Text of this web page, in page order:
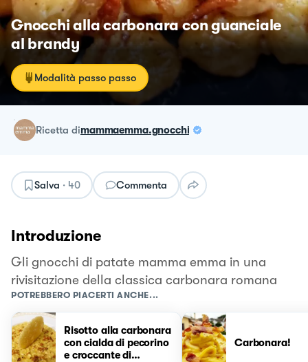
Gnocchi alla carbonara con guanciale
al brandy
Modalità passo passo
ricetta dimammaemma.gnocchi
Salva · 40 Commenta
Introduzione
Gli gnocchi di patate mamma emma in una
rivisitazione della classica carbonara romana
POTREBBERO PIACERTI ANCHE...
Risotto alla carbonara
con cialda di pecorino
e croccante di
Carbonara!